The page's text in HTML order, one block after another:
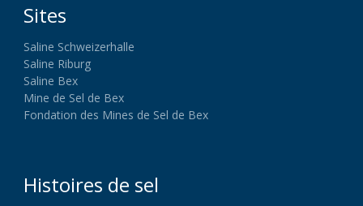
Sites
Saline Schweizerhalle
Saline Riburg
Saline Bex
Mine de Sel de Bex
Fondation des Mines de Sel de Bex
Histoires de sel